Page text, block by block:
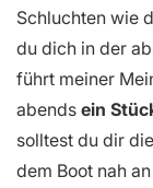
Schluchten wie
du dich in der
führt meiner
abends ein
solltest du dir
dem Boot nah